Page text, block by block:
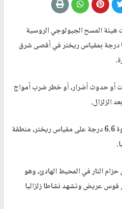
هيئة المسح الجيولوجي الروسية
وقوع ​هزة أرضية​ ثانية بقوة 6.7 درجة بمقياس ريختر في أقصى شرق ​
أو حدوث أضرار، أو خطر ضرب أمواج
الزلزال.
هذا وضربت أمس هزة أرضية بقوة 6.6 درجة على مقياس ريختر، منطقة
النار في ​المحيط الهادئ​، وهو
عريض وتشهد نشاطا زلزاليا